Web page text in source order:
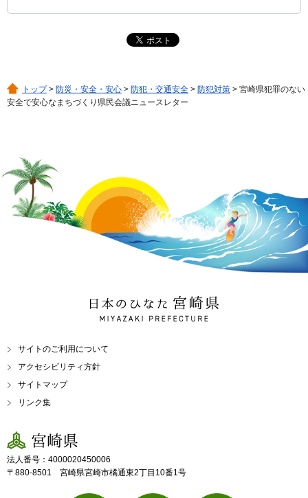
トップ> 防災・安全・安心 > 防犯・交通安全 > 防犯対策 > 宮崎県犯罪のない
安全で安心なまちづくり県民会議ニュースレター
日本のひなた 宮崎県
MIYAZAKI PREFECTURE
サイトのご利用について
アクセシビリティ方針
サイトマップ
リンク集
宮崎県
法人番号：4000020450006
〒880-8501 宮崎県宮崎市橘通東2丁目10番1号